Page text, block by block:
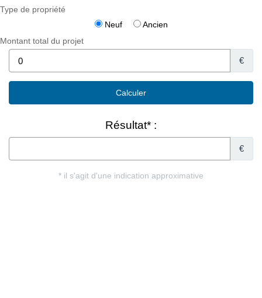
Type de propriété
Neuf
Ancien
Montant total du projet
€
Résultat* :
€
* il s'agit d'une indication approximative